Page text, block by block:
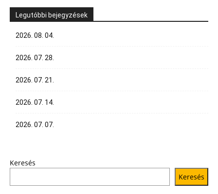
Legutóbbi bejegyzések
2026. 08. 04.
2026. 07. 28.
2026. 07. 21.
2026. 07. 14.
2026. 07. 07.
Keresés
Keresés